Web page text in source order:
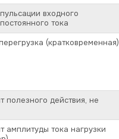
входного
тока
(кратковременная)
полезного действия, не
амплитуды тока нагрузки